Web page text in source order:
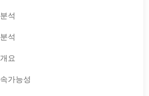
석
석
요
가능성